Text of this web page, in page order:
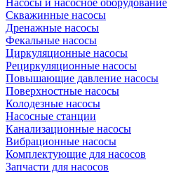
Насосы и насосное оборудование
Скважинные насосы
Дренажные насосы
Фекальные насосы
Циркуляционные насосы
Рециркуляционные насосы
Повышающие давление насосы
Поверхностные насосы
Колодезные насосы
Насосные станции
Канализационные насосы
Вибрационные насосы
Комплектующие для насосов
Запчасти для насосов